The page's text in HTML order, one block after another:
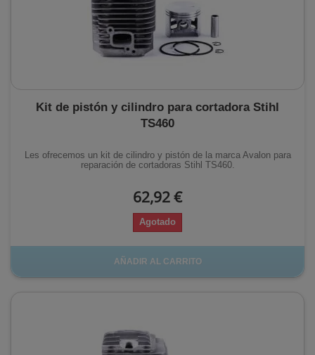
Kit de pistón y cilindro para cortadora Stihl
TS460
Les ofrecemos un kit de cilindro y pistón de la marca Avalon para
reparación de cortadoras Stihl TS460.
62,92 €
Agotado
AÑADIR AL CARRITO